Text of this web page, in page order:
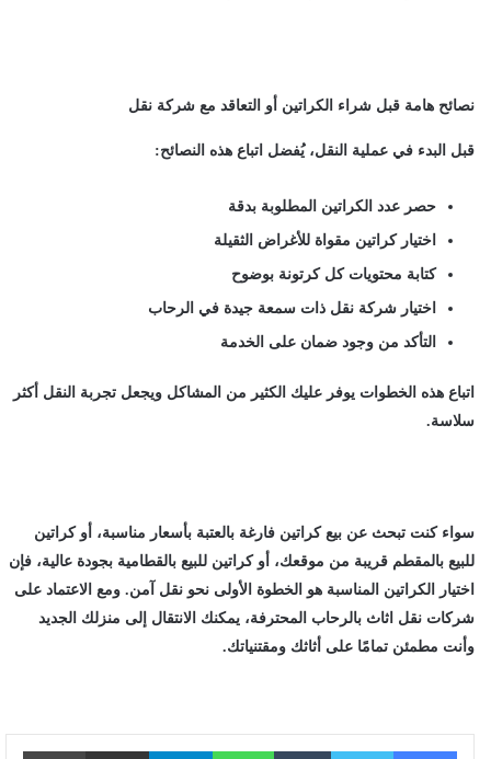
نصائح هامة قبل شراء الكراتين أو التعاقد مع شركة نقل
قبل البدء في عملية النقل، يُفضل اتباع هذه النصائح:
حصر عدد الكراتين المطلوبة بدقة
اختيار كراتين مقواة للأغراض الثقيلة
كتابة محتويات كل كرتونة بوضوح
اختيار شركة نقل ذات سمعة جيدة في الرحاب
التأكد من وجود ضمان على الخدمة
اتباع هذه الخطوات يوفر عليك الكثير من المشاكل ويجعل تجربة النقل أكثر
سلاسة.
سواء كنت تبحث عن بيع كراتين فارغة بالعتبة بأسعار مناسبة، أوكراتين
للبيع بالمقطم قريبة من موقعك، أوكراتين للبيع بالقطامية بجودة عالية، فإن
اختيار الكراتين المناسبة هو الخطوة الأولى نحو نقل آمن. ومع الاعتماد على
شركات نقل اثاث بالرحاب المحترفة، يمكنك الانتقال إلى منزلك الجديد
وأنت مطمئن تمامًا على أثاثك ومقتنياتك.
فيسبوك تويتر واتساب تيلقرام مشاركة عبر البريد